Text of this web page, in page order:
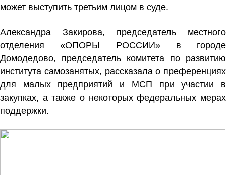
может выступить третьим лицом в суде.
Александра Закирова, председатель местного
отделения «ОПОРЫ РОССИИ» в городе
Домодедово, председатель комитета по развитию
института самозанятых, рассказала о преференциях
для малых предприятий и МСП при участии в
закупках, а также о некоторых федеральных мерах
поддержки.